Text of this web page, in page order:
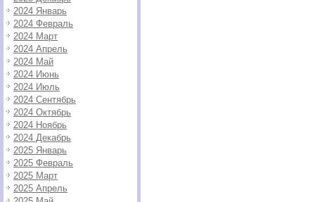
2024 Январь
2024 Февраль
2024 Март
2024 Апрель
2024 Май
2024 Июнь
2024 Июль
2024 Сентябрь
2024 Октябрь
2024 Ноябрь
2024 Декабрь
2025 Январь
2025 Февраль
2025 Март
2025 Апрель